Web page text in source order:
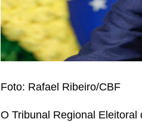
Foto: Rafael Ribeiro/CBF
O Tribunal Regional